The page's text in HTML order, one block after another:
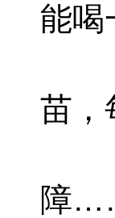
能喝
苗，
障